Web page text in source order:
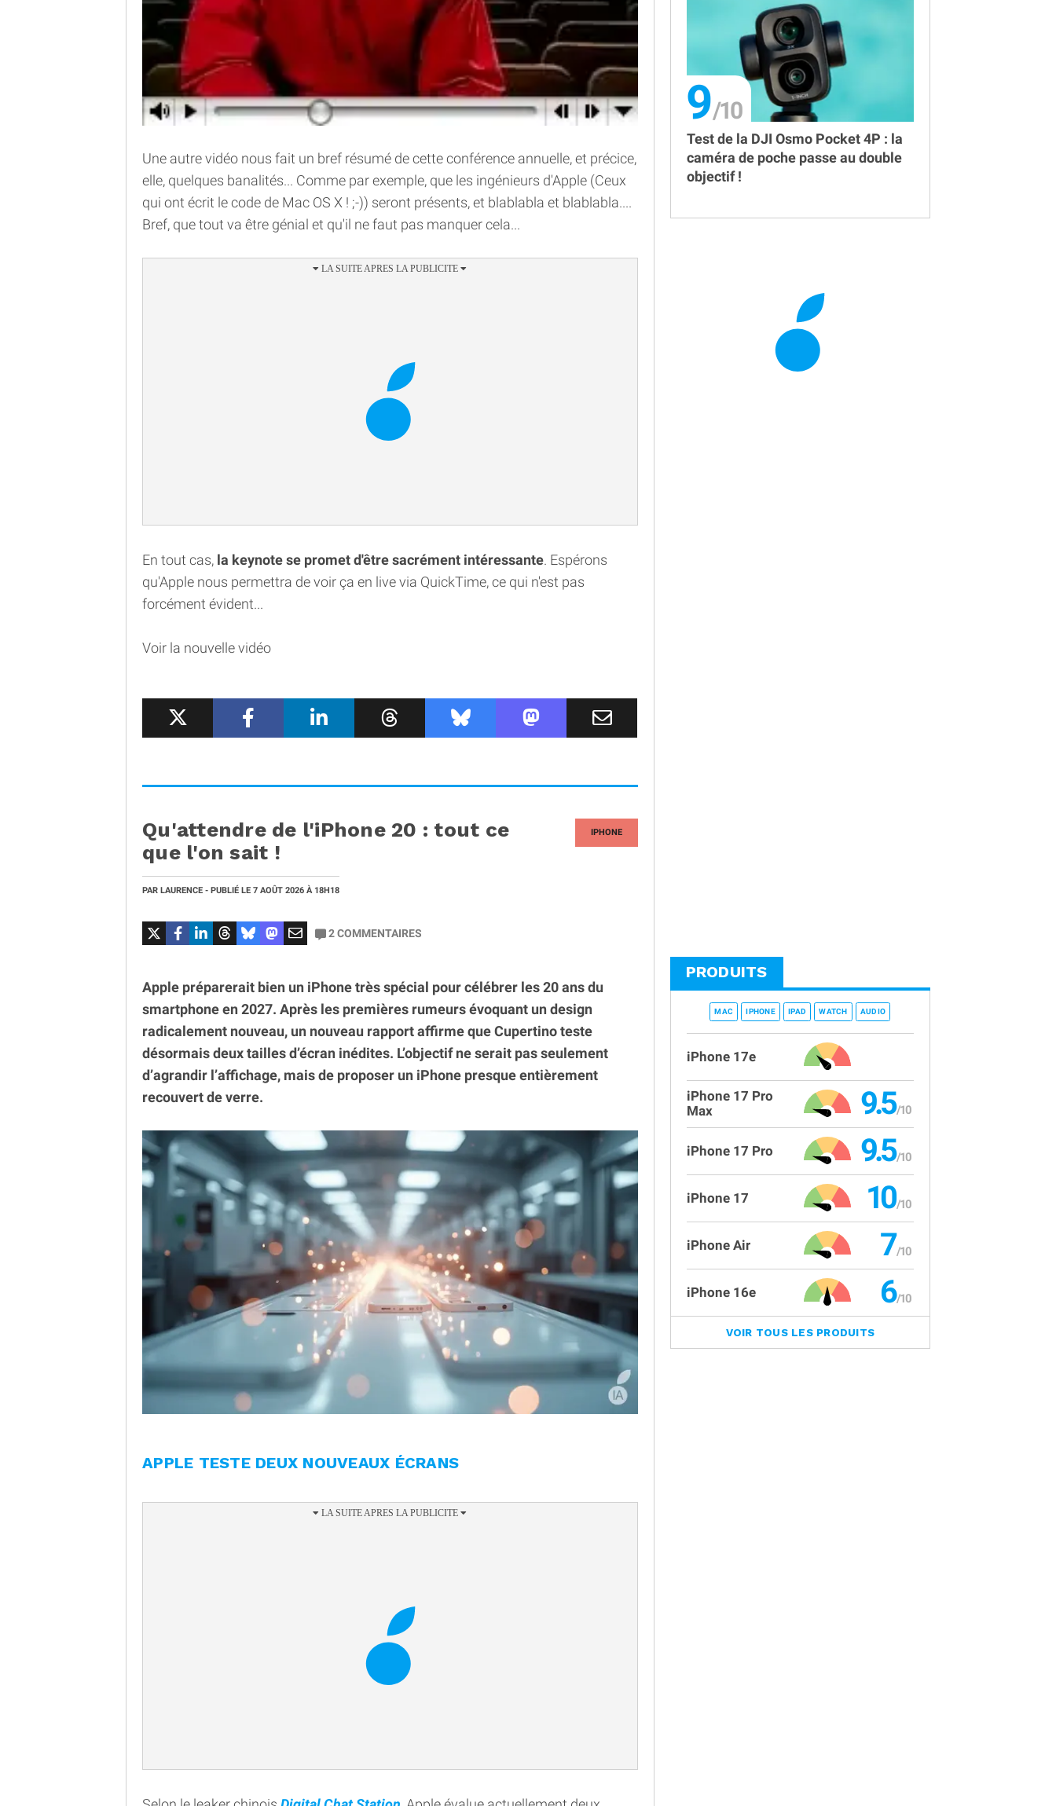
Une autre vidéo nous fait un bref résumé de cette conférence annuelle, et précice,
elle, quelques banalités... Comme par exemple, que les ingénieurs d'Apple (Ceux
qui ont écrit le code de Mac OS X ! ;-)) seront présents, et blablabla et blablabla....
Bref, que tout va être génial et qu'il ne faut pas manquer cela...
En tout cas, la keynote se promet d'être sacrément intéressante. Espérons
qu'Apple nous permettra de voir ça en live via QuickTime, ce qui n'est pas
forcément évident...
Voir la nouvelle vidéo
IPHONE
Qu'attendre de l'iPhone 20 : tout ce
que l'on sait !
PAR LAURENCE - PUBLIÉ LE 7 AOÛT 2026 À 18H18
2COMMENTAIRES
Apple préparerait bien un iPhone très spécial pour célébrer les 20 ans du
smartphone en 2027. Après les premières rumeurs évoquant un design
radicalement nouveau, un nouveau rapport affirme que Cupertino teste
désormais deux tailles d’écran inédites. L’objectif ne serait pas seulement
d’agrandir l’affichage, mais de proposer un iPhone presque entièrement
recouvert de verre.
APPLE TESTE DEUX NOUVEAUX ÉCRANS
9
Test de la DJI Osmo Pocket 4P : la
caméra de poche passe au double
objectif !
PRODUITS
MAC IPHONE IPAD WATCH AUDIO
iPhone 17e
iPhone 17 Pro
Max
9.5
iPhone 17 Pro 9.5
iPhone 17 10
iPhone Air 7
iPhone 16e 6
VOIR TOUS LES PRODUITS